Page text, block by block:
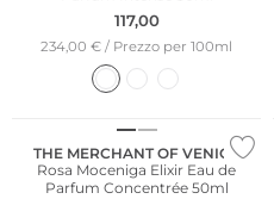
117,00
234,00 € / Prezzo per 100ml
THE MERCHANT OF VENICE
Rosa Moceniga Elixir Eau de
Parfum Concentrée 50ml